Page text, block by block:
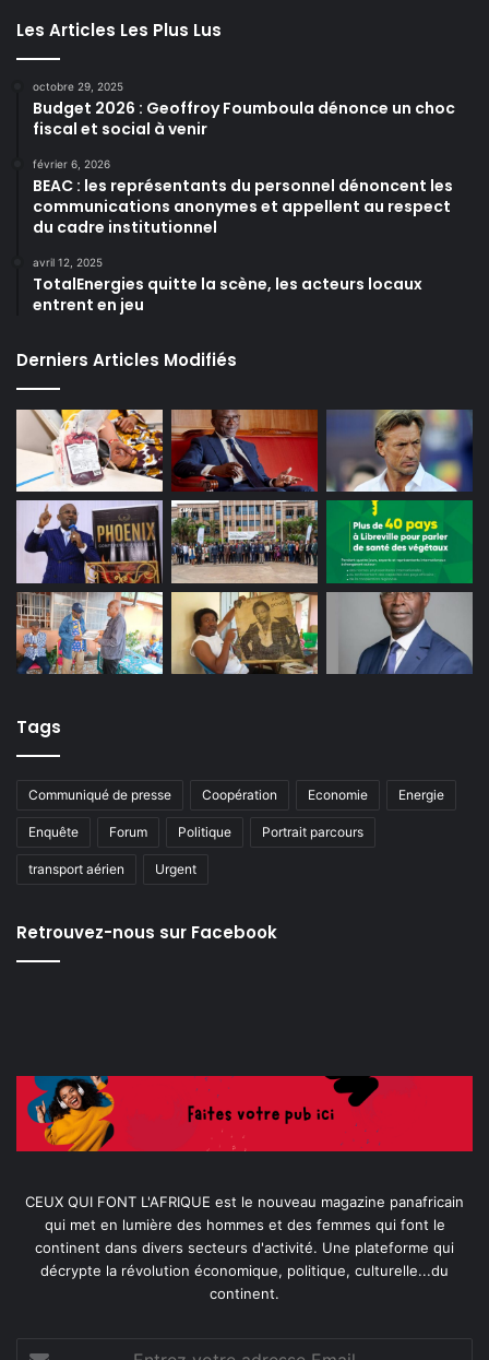
Les Articles Les Plus Lus
octobre 29, 2025
Budget 2026 : Geoffroy Foumboula dénonce un choc
fiscal et social à venir
février 6, 2026
BEAC : les représentants du personnel dénoncent les
communications anonymes et appellent au respect
du cadre institutionnel
avril 12, 2025
TotalEnergies quitte la scène, les acteurs locaux
entrent en jeu
Derniers Articles Modifiés
Tags
Communiqué de presse Coopération Economie Energie
Enquête Forum Politique Portrait parcours
transport aérien Urgent
Retrouvez-nous sur Facebook
CEUX QUI FONT L'AFRIQUE est le nouveau magazine panafricain
qui met en lumière des hommes et des femmes qui font le
continent dans divers secteurs d'activité. Une plateforme qui
décrypte la révolution économique, politique, culturelle...du
continent.